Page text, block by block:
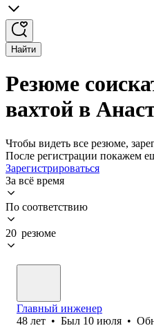
Найти
Резюме
вахтой в
Чтобы видеть все резюме,
После регистрации покажем
Зарегистрироваться
За всё время
По соответствию
20 резюме
Главный инженер
48 лет • Был 10 июля •